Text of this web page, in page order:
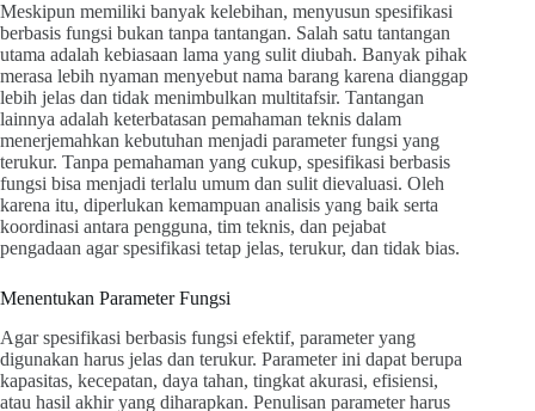
Meskipun memiliki banyak kelebihan, menyusun spesifikasi
berbasis fungsi bukan tanpa tantangan. Salah satu tantangan
utama adalah kebiasaan lama yang sulit diubah. Banyak pihak
merasa lebih nyaman menyebut nama barang karena dianggap
lebih jelas dan tidak menimbulkan multitafsir. Tantangan
lainnya adalah keterbatasan pemahaman teknis dalam
menerjemahkan kebutuhan menjadi parameter fungsi yang
terukur. Tanpa pemahaman yang cukup, spesifikasi berbasis
fungsi bisa menjadi terlalu umum dan sulit dievaluasi. Oleh
karena itu, diperlukan kemampuan analisis yang baik serta
koordinasi antara pengguna, tim teknis, dan pejabat
pengadaan agar spesifikasi tetap jelas, terukur, dan tidak bias.
Menentukan Parameter Fungsi
Agar spesifikasi berbasis fungsi efektif, parameter yang
digunakan harus jelas dan terukur. Parameter ini dapat berupa
kapasitas, kecepatan, daya tahan, tingkat akurasi, efisiensi,
atau hasil akhir yang diharapkan. Penulisan parameter harus